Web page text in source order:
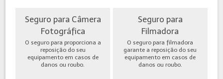
Seguro para Câmera
Fotográfica
O seguro para proporciona a
reposição do seu
equipamento em casos de
danos ou roubo.
Seguro para
Filmadora
O seguro para filmadora
garante a reposição do seu
equipamento em casos de
danos ou roubo.